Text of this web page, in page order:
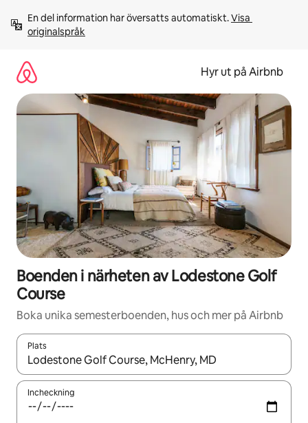
innehåll
En del information har översatts automatiskt. Visa
originalspråk
Hyr ut på Airbnb
Boenden i närheten av Lodestone Golf
Course
Boka unika semesterboenden, hus och mer på Airbnb
Plats
När resultaten är tillgängliga kan du navigera med upp- och
Incheckning